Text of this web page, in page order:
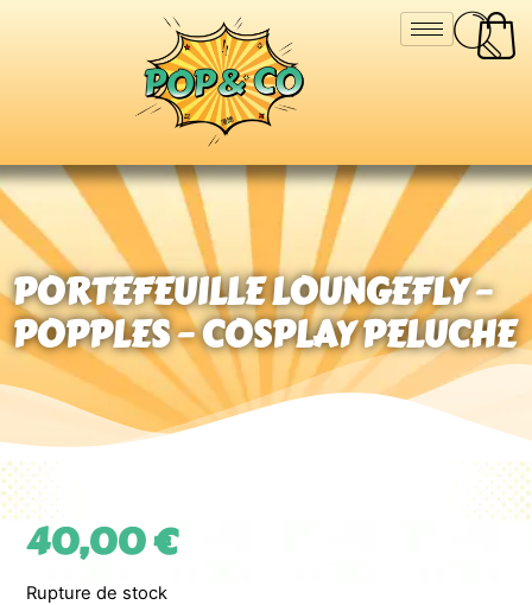
PORTEFEUILLE LOUNGEFLY –
POPPLES – COSPLAY PELUCHE
40,00€
Rupture de stock